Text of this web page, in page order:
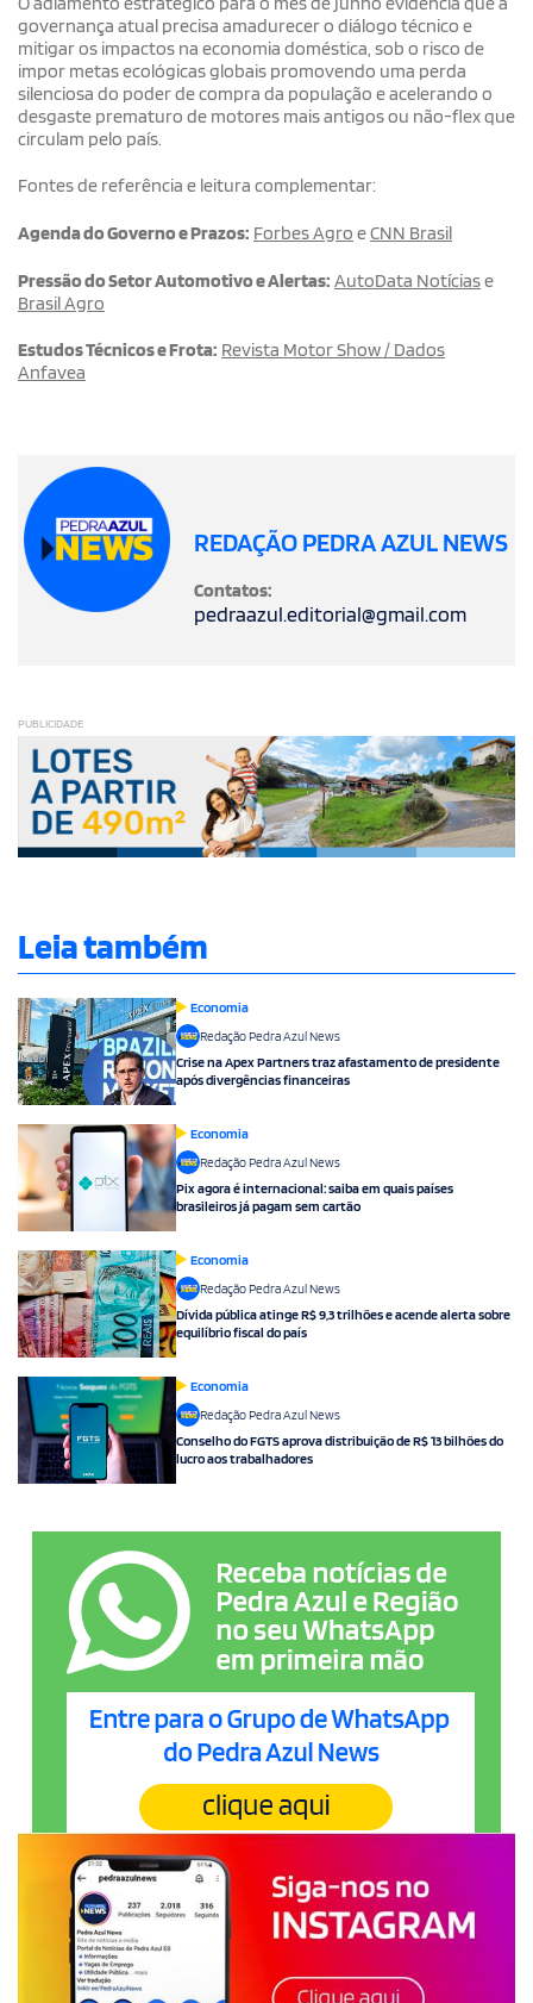
governança atual precisa amadurecer o diálogo técnico e
mitigar os impactos na economia doméstica, sob o risco de
impor metas ecológicas globais promovendo uma perda
silenciosa do poder de compra da população e acelerando o
desgaste prematuro de motores mais antigos ou não-flex que
circulam pelo país.
Fontes de referência e leitura complementar:
Agenda do Governo e Prazos: Forbes Agro eCNN Brasil
Pressão do Setor Automotivo e Alertas: AutoData Notíciase
Brasil Agro
Estudos Técnicos e Frota: Revista Motor Show / Dados
Anfavea
REDAÇÃO PEDRA AZUL NEWS
Contatos:
pedraazul.editorial@gmail.com
PUBLICIDADE
Leia também
Economia
Redação Pedra Azul News
Crise na Apex Partners traz afastamento de presidente
após divergências financeiras
Economia
Redação Pedra Azul News
Pix agora é internacional: saiba em quais países
brasileiros já pagam sem cartão
Economia
Redação Pedra Azul News
Dívida pública atinge R$ 9,3 trilhões e acende alerta sobre
equilíbrio fiscal do país
Economia
Redação Pedra Azul News
Conselho do FGTS aprova distribuição de R$ 13 bilhões do
lucro aos trabalhadores